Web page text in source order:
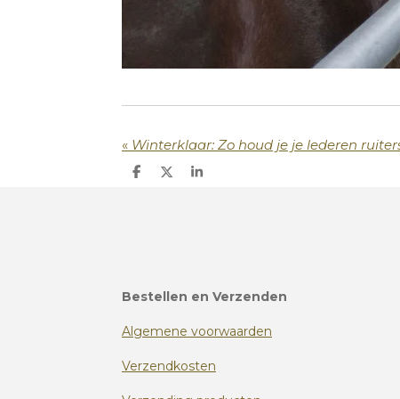
« Winterklaar: Zo houd je je lederen
D
D
S
Bestellen en Verzenden
Algemene voorwaarden
Verzendkosten